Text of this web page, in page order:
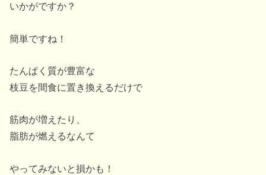
いかがですか？
簡単ですね！
たんぱく質が豊富な
枝豆を間食に置き換えるだけで
筋肉が増えたり、
脂肪が燃えるなんて
やってみないと損かも！